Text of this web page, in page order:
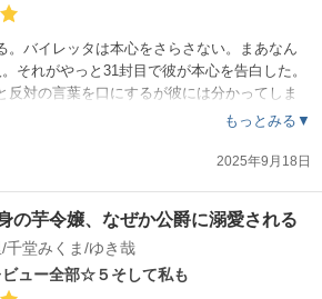
。バイレッタは本心をさらさない。まあなん
それがやっと31封目で彼が本心を告白した。
反対の言葉を口にするが彼には分かってしま
のは見た目で判断されること。彼の間違いは
の名前入力すると不適切ワードで引っかかる
もっとみる▼
2025年9月18日
の芋令嬢、なぜか公爵に溺愛される
千堂みくま/ゆき哉
ュー全部☆５そして私も